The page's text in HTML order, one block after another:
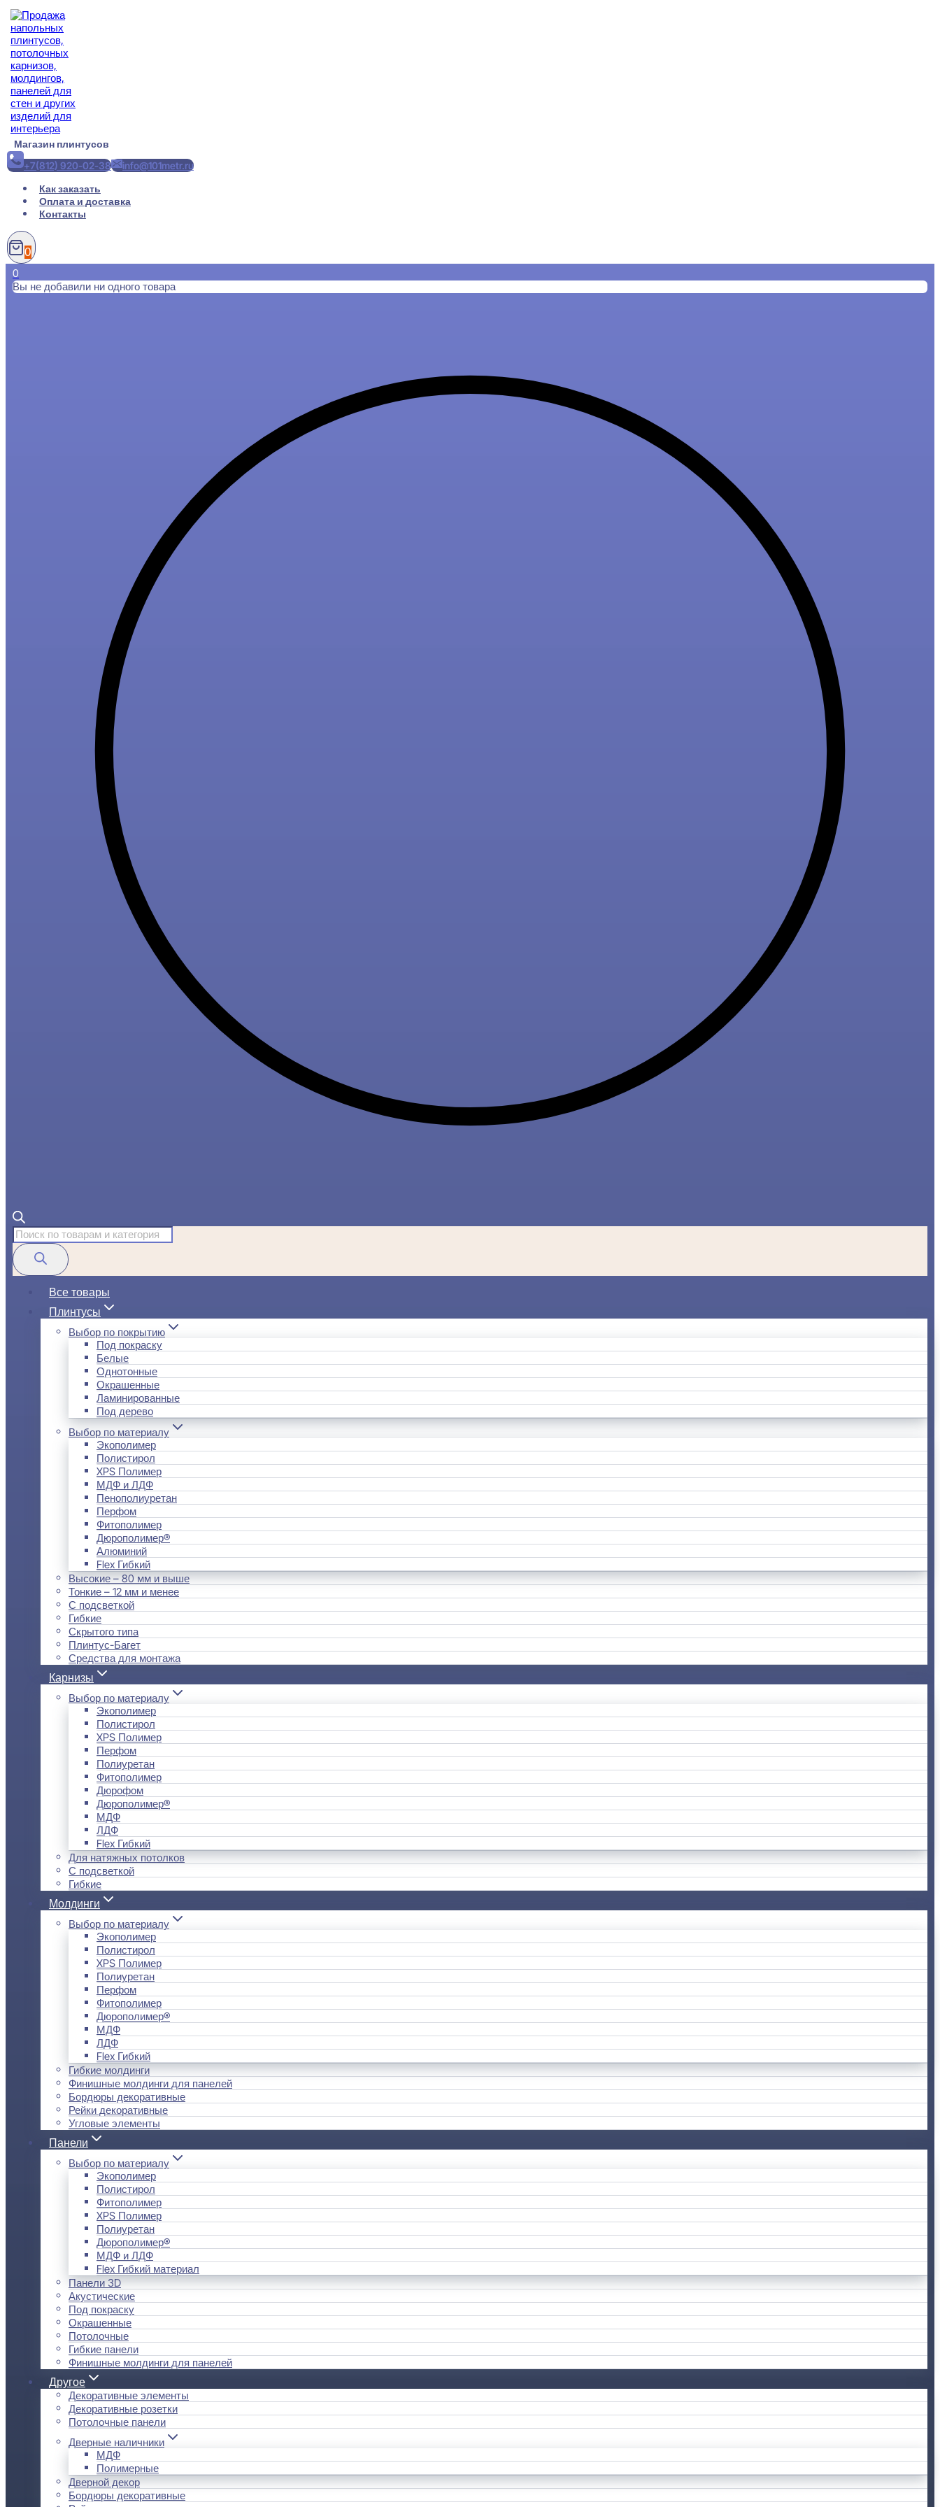
Перейти
содержимому
Магазин плинтусов
+7(812) 920-02-38
info@101metr.ru
Как заказать
Оплата и доставка
Контакты
0
0
Вы не добавили ни одного товара
Поиск
товаров
Все товары
Плинтусы
Выбор по покрытию
Под покраску
Белые
Однотонные
Окрашенные
Ламинированные
Под дерево
Выбор по материалу
Экополимер
Полистирол
XPS Полимер
МДФ и ЛДФ
Пенополиуретан
Перфом
Фитополимер
Дюрополимер®
Алюминий
Flex Гибкий
Высокие – 80 мм и выше
Тонкие – 12 мм и менее
С подсветкой
Гибкие
Скрытого типа
Плинтус-Багет
Средства для монтажа
Карнизы
Выбор по материалу
Экополимер
Полистирол
XPS Полимер
Перфом
Полиуретан
Фитополимер
Дюрофом
Дюрополимер®
МДФ
ЛДФ
Flex Гибкий
Для натяжных потолков
С подсветкой
Гибкие
Молдинги
Выбор по материалу
Экополимер
Полистирол
XPS Полимер
Полиуретан
Перфом
Фитополимер
Дюрополимер®
МДФ
ЛДФ
Flex Гибкий
Гибкие молдинги
Финишные молдинги для панелей
Бордюры декоративные
Рейки декоративные
Угловые элементы
Панели
Выбор по материалу
Экополимер
Полистирол
Фитополимер
XPS Полимер
Полиуретан
Дюрополимер®
МДФ и ЛДФ
Flex Гибкий материал
Панели 3D
Акустические
Под покраску
Окрашенные
Потолочные
Гибкие панели
Финишные молдинги для панелей
Другое
Декоративные элементы
Декоративные розетки
Потолочные панели
Дверные наличники
МДФ
Полимерные
Дверной декор
Бордюры декоративные